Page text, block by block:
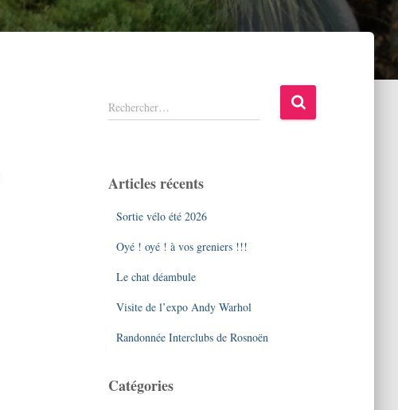
R
e
r
Rechercher…
Articles récents
Sortie vélo été 2026
Oyé ! oyé ! à vos greniers !!!
Le chat déambule
Visite de l’expo Andy Warhol
Randonnée Interclubs de Rosnoën
Catégories